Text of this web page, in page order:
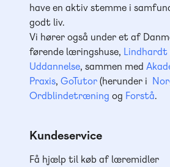
have en aktiv stemme i
godt liv.
Vi hører også under et af
førende læringshuse, Lindhardt
Uddannelse, sammen med
Praxis, GoTutor(herunder i
Ordblindetræning og Forstå.
Kundeservice
Få hjælp til køb af læremidler